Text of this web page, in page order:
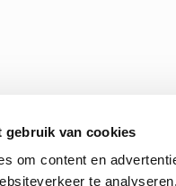
gebruik van cookies
om content en
te